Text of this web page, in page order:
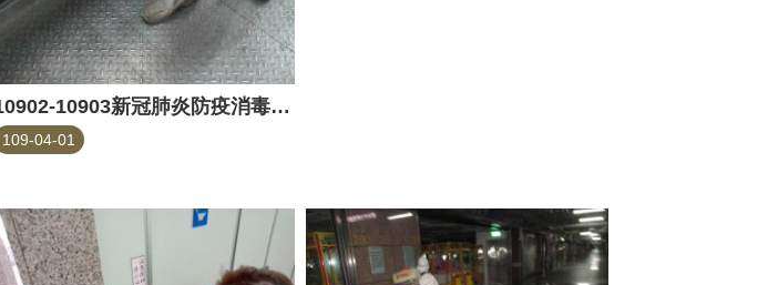
10902-10903新冠肺炎防疫消毒-魚產
109-04-01